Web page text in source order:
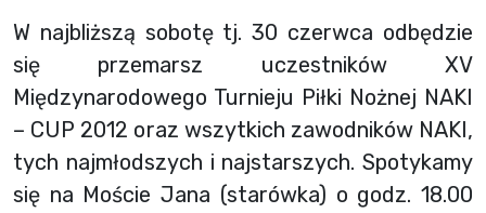
W najbliższą sobotę tj. 30 czerwca odbędzie
się przemarsz uczestników XV
Międzynarodowego Turnieju Piłki Nożnej NAKI
– CUP 2012 oraz wszytkich zawodników NAKI,
tych najmłodszych i najstarszych. Spotykamy
się na Moście Jana (starówka) o godz. 18.00